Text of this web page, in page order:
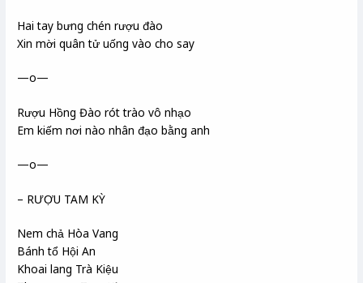
Hai tay bưng chén rượu đào
Xin mời quân tử uống vào cho say
—o—
Rượu Hồng Đào rót trào vô nhạo
Em kiếm nơi nào nhân đạo bằng anh
—o—
– RƯỢU TAM KỲ
Nem chả Hòa Vang
Bánh tổ Hội An
Khoai lang Trà Kiệu